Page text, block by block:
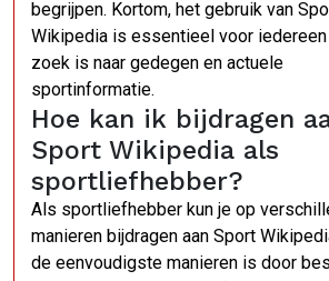
begrijpen. Kortom, het gebruik van
Wikipedia is essentieel voor
zoek is naar gedegen en actuele
sportinformatie.
Hoe kan ik bijdragen
Sport Wikipedia als
sportliefhebber?
Als sportliefhebber kun je op
manieren bijdragen aan Sport
de eenvoudigste manieren is door